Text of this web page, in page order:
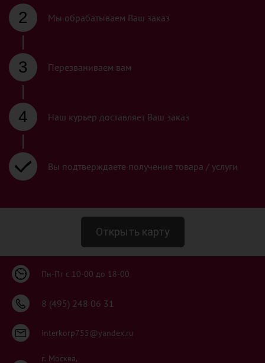
2 Мы обрабатываем Ваш заказ
3 Перезваниваем вам
4 Наш курьер доставляет Ваш заказ
Вы подтверждаете получение товара / услуги
Открыть карту
Пн-Пт с 10-00 до 18-00
8 (495) 248 06 31
interkorp755@yandex.ru
г. Москва,